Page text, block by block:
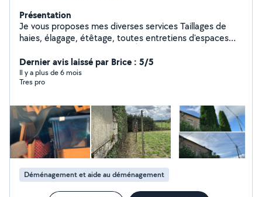
Présentation
Je vous proposes mes diverses services Taillages de
haies, élagage, étêtage, toutes entretiens d'espaces
de la tâche à effectuer ) Et devis gratuit ! N'hésitez pas
à me contacter. Cordialement
Dernier avis laissé par Brice : 5/5
Il y a plus de 6 mois
Tres pro
Déménagement et aide au déménagement